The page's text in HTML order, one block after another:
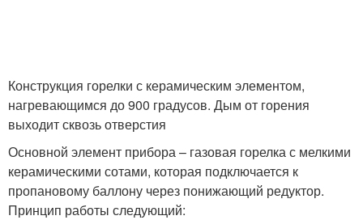
Конструкция горелки с керамическим элементом,
нагревающимся до 900 градусов. Дым от горения
выходит сквозь отверстия
Основной элемент прибора – газовая горелка с мелкими
керамическими сотами, которая подключается к
пропановому баллону через понижающий редуктор.
Принцип работы следующий: